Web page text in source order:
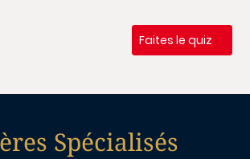
Faites le quiz
Spécialisés